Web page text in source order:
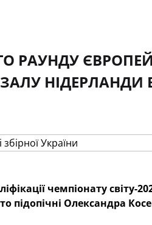
РАУНДУ
НІДЕРЛАНДИ
чемпіонату світу-
підопічні Олександра